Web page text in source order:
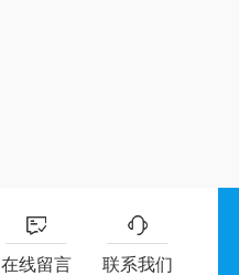
在线留言 联系我们